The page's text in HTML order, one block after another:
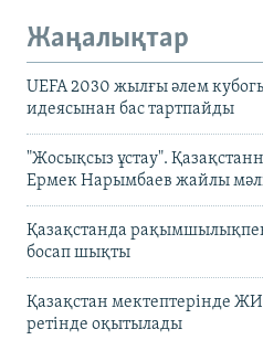
Жаңалықтар
UEFA 2030 жылғы әлем
идеясынан бас тартпайды
"Жосықсыз ұстау".
Ермек Нарымбаев жайлы
Қазақстанда
босап шықты
Қазақстан мектептерінде
ретінде оқытылады